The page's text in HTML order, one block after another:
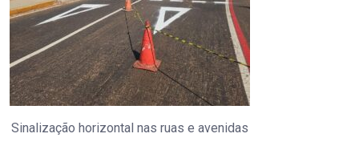
Sinalização horizontal nas ruas e avenidas